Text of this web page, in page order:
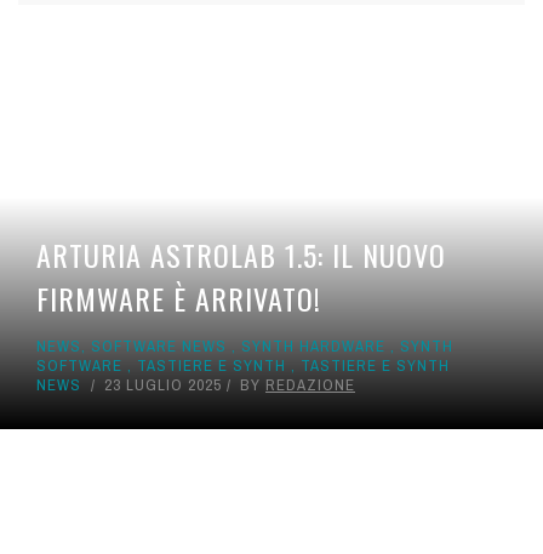
ARTURIA ASTROLAB 1.5: IL NUOVO
FIRMWARE È ARRIVATO!
NEWS, SOFTWARE NEWS , SYNTH HARDWARE , SYNTH
SOFTWARE , TASTIERE E SYNTH , TASTIERE E SYNTH
NEWS
23 LUGLIO 2025 BY REDAZIONE